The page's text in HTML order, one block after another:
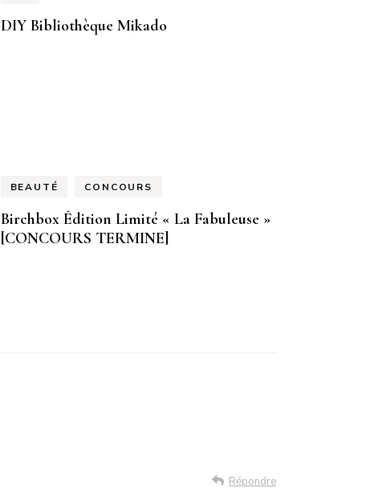
DIY Bibliothèque Mikado
BEAUTÉ CONCOURS
Birchbox Édition Limité « La Fabuleuse »
[CONCOURS TERMINE]
Répondre